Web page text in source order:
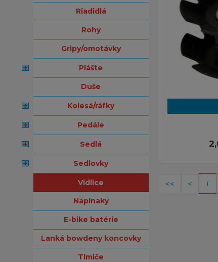
riadidlá
rohy
gripy/omotávky
plášte
duše
kolesá/ráfky
pedále
sedlá
sedlovky
vidlice
napínaky
e-bike batérie
lanká bowdeny koncovky
tlmiče
1